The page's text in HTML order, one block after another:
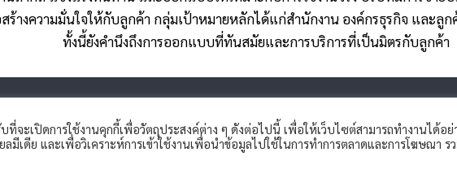
ร้างความมั่นใจให้กับลูกค้า กลุ่มเป้าหมายหลักได้แก่สำนักงาน องค์กรธุรกิจ และลู
ทั้งนี้ยังคำนึงถึงการออกแบบที่ทันสมัยและการบริการที่เป็นมิตรกับลูกค้า
จะเปิดการใช้งานคุกกี้เพื่อวัตถุประสงค์ต่าง ๆ ดังต่อไปนี้ เพื่อให้เว็บไซต์สามารถทำงานได้อย่
เดีย และเพื่อวิเคราะห์การเข้าใช้งานเพื่อนำข้อมูลไปใช้ในการทำการตลาดและการโฆษณา ร